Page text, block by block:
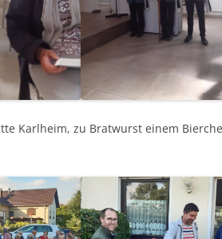
Karlheim, zu Bratwurst einem